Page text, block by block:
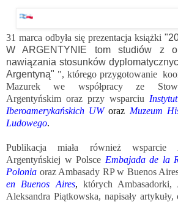
31 marca odbyła się prezentacja książki
W ARGENTYNIE tom studiów z
nawiązania stosunków
Argentyną" ", którego przygotowanie
Mazurek we współpracy ze
Argentyńskim oraz przy wsparciu
Iberoamerykańskich UWoraz Muzeum
Ludowego.
Publikacja miała również wsparcie
Argentyńskiej w Polsce Embajada de la
Polonia oraz Ambasady RP w Buenos
en Buenos Aires, których
Aleksandra Piątkowska, napisały